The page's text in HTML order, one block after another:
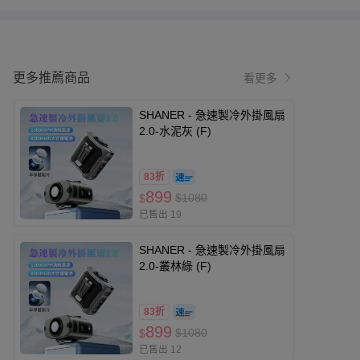
更多推薦商品 看更多
SHANER - 急速製冷外掛風扇
2.0-水泥灰 (F)
83折
$899 $1080
已售出 19
SHANER - 急速製冷外掛風扇
2.0-叢林綠 (F)
83折
$899 $1080
已售出 12